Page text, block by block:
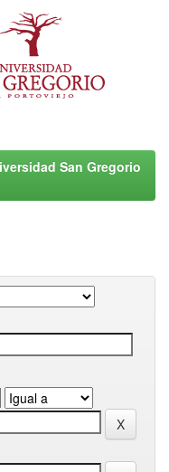
San Gregorio